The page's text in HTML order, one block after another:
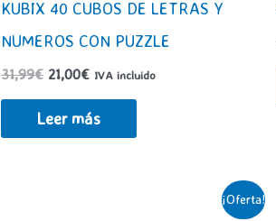
KUBIX 40 CUBOS DE LETRAS Y
NUMEROS CON PUZZLE
31,99€ El
original
era:
21,00€El
actual
es:
IVA incluido
Leer más
¡Oferta!